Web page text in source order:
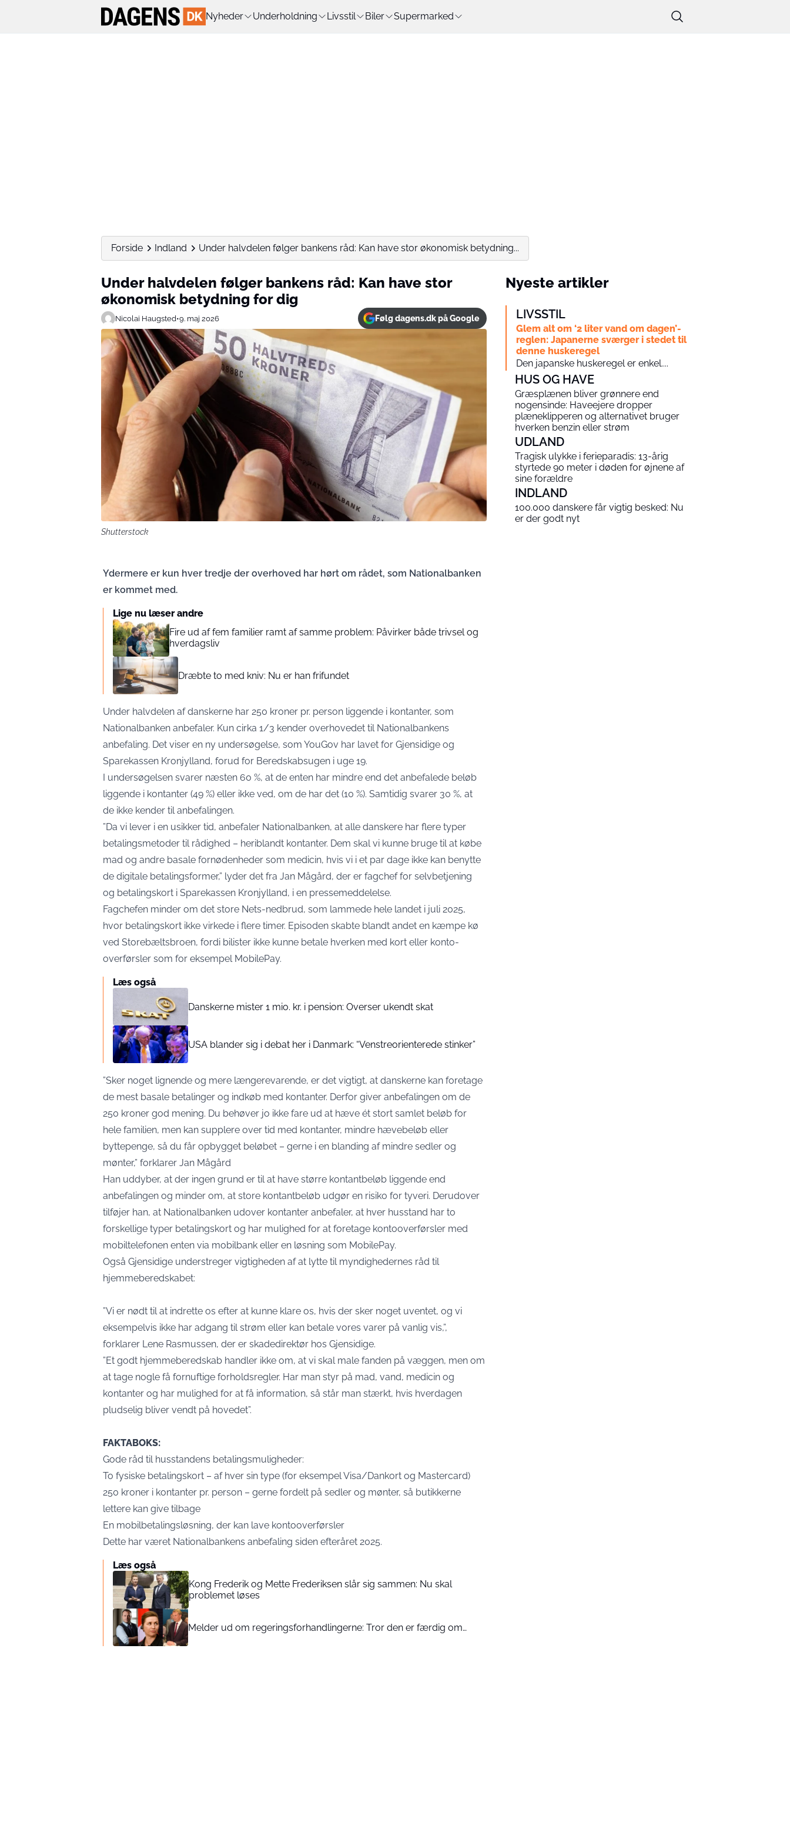
Nyheder Underholdning Livsstil Biler Supermarked
Forside Indland Under halvdelen følger bankens råd: Kan have stor økonomisk betydning...
Under halvdelen følger bankens råd: Kan have stor
økonomisk betydning for dig
Nicolai Haugsted•9. maj 2026 Følg dagens.dk på Google
Shutterstock
Ydermere er kun hver tredje der overhoved har hørt om rådet, som Nationalbanken
er kommet med.
Lige nu læser andre
Fire ud af fem familier ramt af samme problem: Påvirker både trivsel og
hverdagsliv
Dræbte to med kniv: Nu er han frifundet
Under halvdelen af danskerne har 250 kroner pr. person liggende i kontanter, som
Nationalbanken anbefaler. Kun cirka 1/3 kender overhovedet til Nationalbankens
anbefaling. Det viser en ny undersøgelse, som YouGov har lavet for Gjensidige og
Sparekassen Kronjylland, forud for Beredskabsugen i uge 19.
I undersøgelsen svarer næsten 60 %, at de enten har mindre end det anbefalede beløb
liggende i kontanter (49 %) eller ikke ved, om de har det (10 %). Samtidig svarer 30 %, at
de ikke kender til anbefalingen.
”Da vi lever i en usikker tid, anbefaler Nationalbanken, at alle danskere har flere typer
betalingsmetoder til rådighed – heriblandt kontanter. Dem skal vi kunne bruge til at købe
mad og andre basale fornødenheder som medicin, hvis vi i et par dage ikke kan benytte
de digitale betalingsformer,” lyder det fra Jan Mågård, der er fagchef for selvbetjening
og betalingskort i Sparekassen Kronjylland, i en pressemeddelelse.
Fagchefen minder om det store Nets-nedbrud, som lammede hele landet i juli 2025,
hvor betalingskort ikke virkede i flere timer. Episoden skabte blandt andet en kæmpe kø
ved Storebæltsbroen, fordi bilister ikke kunne betale hverken med kort eller konto-
overførsler som for eksempel MobilePay.
Læs også
Danskerne mister 1 mio. kr. i pension: Overser ukendt skat
USA blander sig i debat her i Danmark: “Venstreorienterede stinker”
”Sker noget lignende og mere længerevarende, er det vigtigt, at danskerne kan foretage
de mest basale betalinger og indkøb med kontanter. Derfor giver anbefalingen om de
250 kroner god mening. Du behøver jo ikke fare ud at hæve ét stort samlet beløb for
hele familien, men kan supplere over tid med kontanter, mindre hævebeløb eller
byttepenge, så du får opbygget beløbet – gerne i en blanding af mindre sedler og
mønter,” forklarer Jan Mågård
Han uddyber, at der ingen grund er til at have større kontantbeløb liggende end
anbefalingen og minder om, at store kontantbeløb udgør en risiko for tyveri. Derudover
tilføjer han, at Nationalbanken udover kontanter anbefaler, at hver husstand har to
forskellige typer betalingskort og har mulighed for at foretage kontooverførsler med
mobiltelefonen enten via mobilbank eller en løsning som MobilePay.
Også Gjensidige understreger vigtigheden af at lytte til myndighedernes råd til
hjemmeberedskabet:
”Vi er nødt til at indrette os efter at kunne klare os, hvis der sker noget uventet, og vi
eksempelvis ikke har adgang til strøm eller kan betale vores varer på vanlig vis,”,
forklarer Lene Rasmussen, der er skadedirektør hos Gjensidige.
”Et godt hjemmeberedskab handler ikke om, at vi skal male fanden på væggen, men om
at tage nogle få fornuftige forholdsregler. Har man styr på mad, vand, medicin og
kontanter og har mulighed for at få information, så står man stærkt, hvis hverdagen
pludselig bliver vendt på hovedet”.
FAKTABOKS:
Gode råd til husstandens betalingsmuligheder:
To fysiske betalingskort – af hver sin type (for eksempel Visa/Dankort og Mastercard)
250 kroner i kontanter pr. person – gerne fordelt på sedler og mønter, så butikkerne
lettere kan give tilbage
En mobilbetalingsløsning, der kan lave kontooverførsler
Dette har været Nationalbankens anbefaling siden efteråret 2025.
Læs også
Kong Frederik og Mette Frederiksen slår sig sammen: Nu skal
problemet løses
Melder ud om regeringsforhandlingerne: Tror den er færdig om…
Nyeste artikler
LIVSSTIL
Glem alt om ‘2 liter vand om dagen’-
reglen: Japanerne sværger i stedet til
denne huskeregel
Den japanske huskeregel er enkel....
HUS OG HAVE
Græsplænen bliver grønnere end
nogensinde: Haveejere dropper
plæneklipperen og alternativet bruger
hverken benzin eller strøm
UDLAND
Tragisk ulykke i ferieparadis: 13-årig
styrtede 90 meter i døden for øjnene af
sine forældre
INDLAND
100.000 danskere får vigtig besked: Nu
er der godt nyt